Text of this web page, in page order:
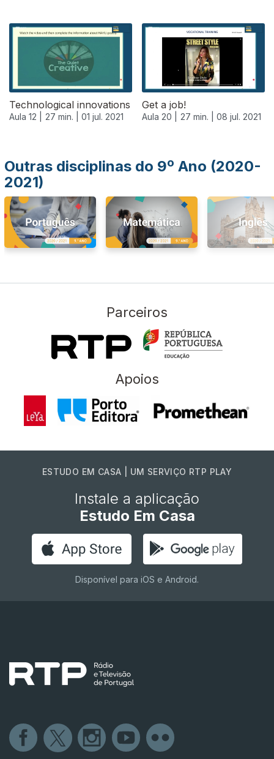
Technological innovations
Aula 12 | 27 min. | 01 jul. 2021
Get a job!
Aula 20 | 27 min. | 08 jul. 2021
556368
Outras disciplinas do 9º Ano (2020-
2021)
Parceiros
Apoios
ESTUDO EM CASA | UM SERVIÇO RTP PLAY
Instale a aplicação
Estudo Em Casa
Disponível para iOS e Android.